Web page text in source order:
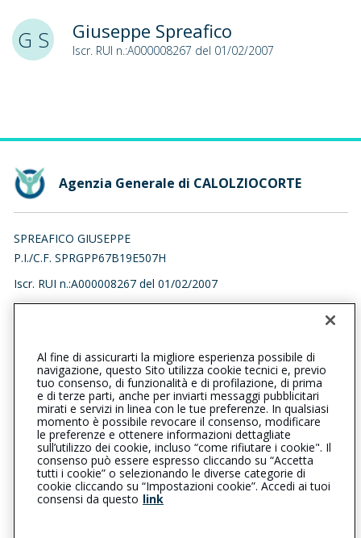
G S
Giuseppe Spreafico
Iscr. RUI n.:A000008267 del 01/02/2007
Agenzia Generale di CALOLZIOCORTE
SPREAFICO GIUSEPPE
P.I./C.F. SPRGPP67B19E507H
Iscr. RUI n.:A000008267 del 01/02/2007
calolziocorte@cattolica.it
spreafico.giuseppe@legalmail.it
SOCIAL
L’intermediario è soggetto al controllo dell’IVASS. Consulta il
Registro RUI al seguentelink
Al fine di assicurarti la migliore esperienza possibile di
navigazione, questo Sito utilizza cookie tecnici e, previo
tuo consenso, di funzionalità e di profilazione, di prima
e di terze parti, anche per inviarti messaggi pubblicitari
mirati e servizi in linea con le tue preferenze. In qualsiasi
momento è possibile revocare il consenso, modificare
le preferenze e ottenere informazioni dettagliate
sull’utilizzo dei cookie, incluso “come rifiutare i cookie". Il
consenso può essere espresso cliccando su “Accetta
tutti i cookie” o selezionando le diverse categorie di
cookie cliccando su “Impostazioni cookie”. Accedi ai tuoi
consensi da questo link